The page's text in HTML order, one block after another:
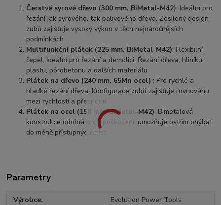
Čerstvé syrové dřevo (300 mm, BiMetal-M42): Ideální pro
řezání jak syrového, tak palivového dřeva. Zesílený design
zubů zajišťuje vysoký výkon v těch nejnáročnějších
podmínkách
Multifunkční plátek (225 mm, BiMetal-M42): Flexibilní
čepel, ideální pro řezání a demolici. Řezání dřeva, hliníku,
plastu, pórobetonu a dalších materiálu
Plátek na dřevo (240 mm, 65Mn ocel) : Pro rychlé a
hladké řezání dřeva. Konfigurace zubů zajišťuje rovnováhu
mezi rychlostí a přesností
Plátek na ocel (150 mm, BiMetal-M42): Bimetalová
konstrukce odolná proti poškození, umožňuje ostřím ohýbat
do méně přístupných míst
Parametry
Výrobce Evolution Power Tools